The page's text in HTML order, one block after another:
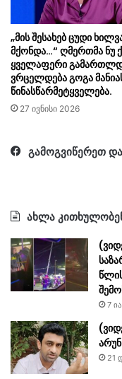
„მის შესახებ ცუდი
მქონდა…“ ღმერთმა ნუ
ყველაფერი
ვრცელდება გოგა
წინასწარმეტყველება.
27 ივნისი 2026
გამოგვიწერეთ
ახლა
7
21